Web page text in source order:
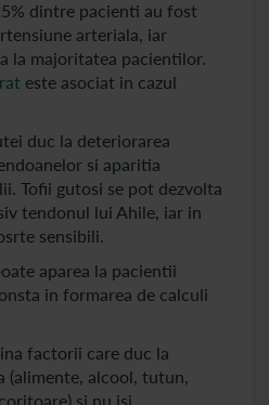
dintre pacienti au fost
arteriala, iar
la majoritatea pacientilor.
este asociat in cazul
duc la deteriorarea
si aparitia
Tofii gutosi se pot dezvolta
tendonul lui Ahile, iar in
sensibili.
aparea la pacientii
in formarea de calculi
factorii care duc la
(alimente, alcool, tutun,
si nu isi